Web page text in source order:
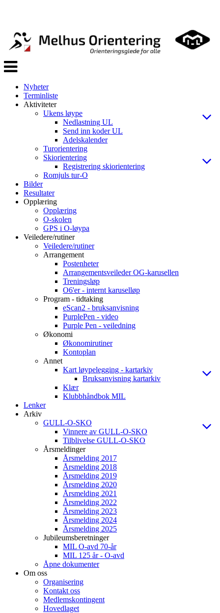
Veksle
navigasjon
Nyheter
Terminliste
Aktiviteter
Ukens løype
Nedlastning UL
Send inn koder UL
Adelskalender
Turorientering
Skiorientering
Registrering skiorientering
Romjuls tur-O
Bilder
Resultater
Opplæring
Opplæring
O-skolen
GPS i O-løypa
Veiledere/rutiner
Veiledere/rutiner
Arrangement
Postenheter
Arrangementsveileder OG-karusellen
Treningsløp
O6'er - internt karuselløp
Program - tidtaking
eScan2 - bruksanvisning
PurplePen - video
Purple Pen - veiledning
Økonomi
Økonomirutiner
Kontoplan
Annet
Kart løypelegging - kartarkiv
Bruksanvisning kartarkiv
Klær
Klubbhåndbok MIL
Lenker
Arkiv
GULL-O-SKO
Vinnere av GULL-O-SKO
Tilblivelse GULL-O-SKO
Årsmeldinger
Årsmelding 2017
Årsmelding 2018
Årsmelding 2019
Årsmelding 2020
Årsmelding 2021
Årsmelding 2022
Årsmelding 2023
Årsmelding 2024
Årsmelding 2025
Jubileumsberetninger
MIL O-avd 70-år
MIL 125 år - O-avd
Åpne dokumenter
Om oss
Organisering
Kontakt oss
Medlemskontingent
Hovedlaget